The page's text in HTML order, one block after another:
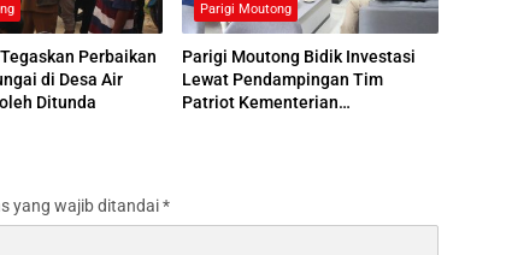
Perbaikan
di Desa Air
Ditunda
Parigi Moutong
Parigi Moutong Bidik Investasi
Lewat Pendampingan Tim
Patriot Kementerian
yang wajib ditandai*